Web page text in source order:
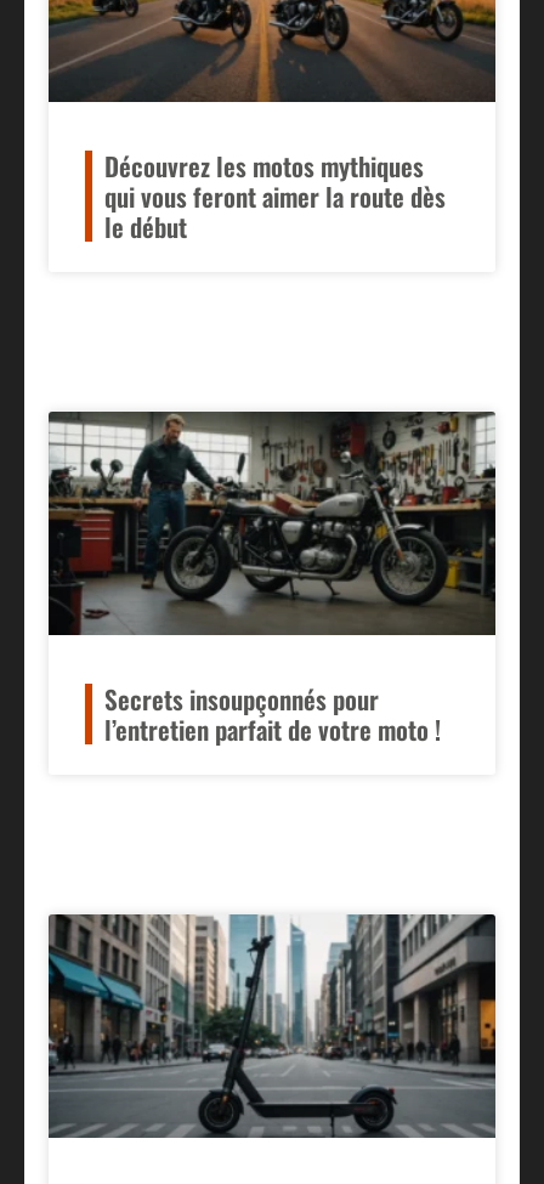
Découvrez les motos mythiques
qui vous feront aimer la route dès
le début
Secrets insoupçonnés pour
l’entretien parfait de votre moto !